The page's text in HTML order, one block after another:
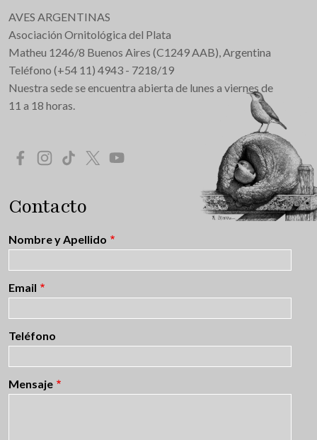
AVES ARGENTINAS
Asociación Ornitológica del Plata
Matheu 1246/8 Buenos Aires (C1249 AAB), Argentina
Teléfono (+54 11) 4943 - 7218/19
Nuestra sede se encuentra abierta de lunes a viernes de
11 a 18 horas.
Redes Sociales
Contacto
Nombre y Apellido
Email
Teléfono
Mensaje